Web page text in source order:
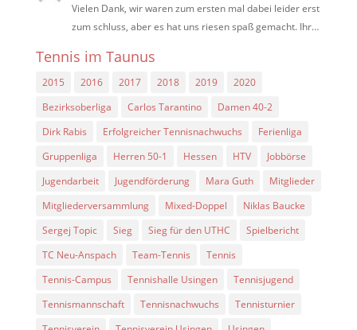
Vielen Dank, wir waren zum ersten mal dabei leider erst
zum schluss, aber es hat uns riesen spaß gemacht. Ihr…
Tennis im Taunus
2015 2016 2017 2018 2019
2020
Bezirksoberliga
Carlos Tarantino
Damen 40-2
Dirk Rabis
Erfolgreicher Tennisnachwuchs
Ferienliga
Gruppenliga
Herren 50-1 Hessen HTV
Jobbörse
Jugendarbeit
Jugendförderung Mara Guth
Mitglieder
Mitgliederversammlung
Mixed-Doppel
Niklas Baucke
Sergej Topic
Sieg Sieg für den UTHC
Spielbericht
TC Neu-Anspach
Team-Tennis
Tennis
Tennis-Campus
Tennishalle Usingen
Tennisjugend
Tennismannschaft
Tennisnachwuchs
Tennisturnier